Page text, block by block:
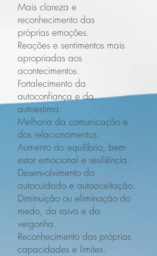
Mais clareza e
reconhecimento das
próprias emoções.
Reações e sentimentos mais
apropriadas aos
acontecimentos.
Fortalecimento da
autoconfiança e da
autoestima.
Melhoria da comunicação e
dos relacionamentos.
Aumento do equilíbrio, bem-
estar emocional e resiliência.
Desenvolvimento do
autocuidado e autoaceitação.
Diminuição ou eliminação do
medo, da raiva e da
vergonha.
Reconhecimento das próprias
capacidades e limites.